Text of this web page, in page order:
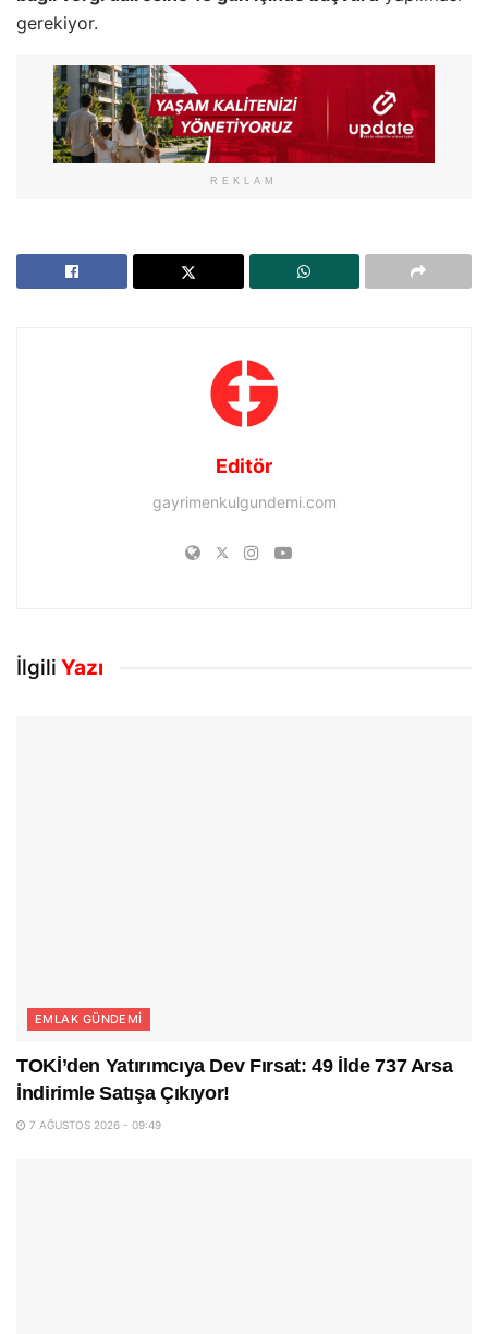
gerekiyor.
REKLAM
Editör
gayrimenkulgundemi.com
İlgili Yazı
EMLAK GÜNDEMI
TOKİ’den Yatırımcıya Dev Fırsat: 49 İlde 737 Arsa
İndirimle Satışa Çıkıyor!
7 AĞUSTOS 2026 - 09:49